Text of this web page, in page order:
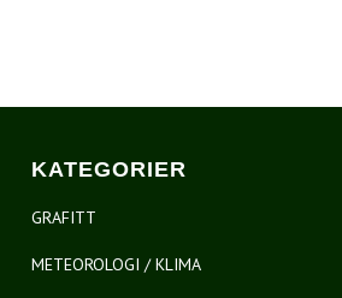
KATEGORIER
GRAFITT
METEOROLOGI / KLIMA